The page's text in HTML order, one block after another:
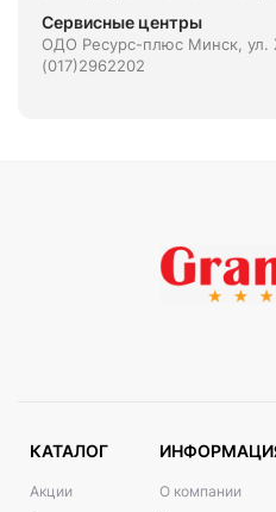
Сервисные центры
ОДО Ресурс-плюс Минск, ул.
(017)2962202
КАТАЛОГ
Акции
О компании